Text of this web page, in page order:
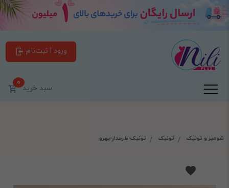
ورود | ثبت‌نام
سبد خرید0
شومیز و تونیک تونیک تونیک-طرحدار-بهرو